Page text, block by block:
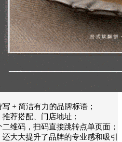
+ 简洁有力的品牌标语；
荐搭配、门店地址；
维码，扫码直接跳转点单页面；
大大提升了品牌的专业感和吸引